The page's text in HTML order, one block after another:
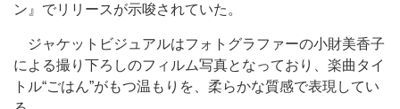
ン』でリリースが示唆されていた。
ジャケットビジュアルはフォトグラファーの小財美香子
による撮り下ろしのフィルム写真となっており、楽曲タイ
トル“ごはん”がもつ温もりを、柔らかな質感で表現してい